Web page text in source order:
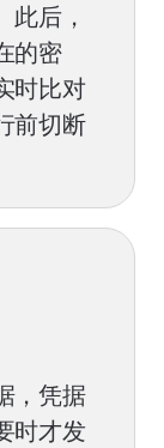
此后，
的密
时比对
前切断
，凭据
时才发